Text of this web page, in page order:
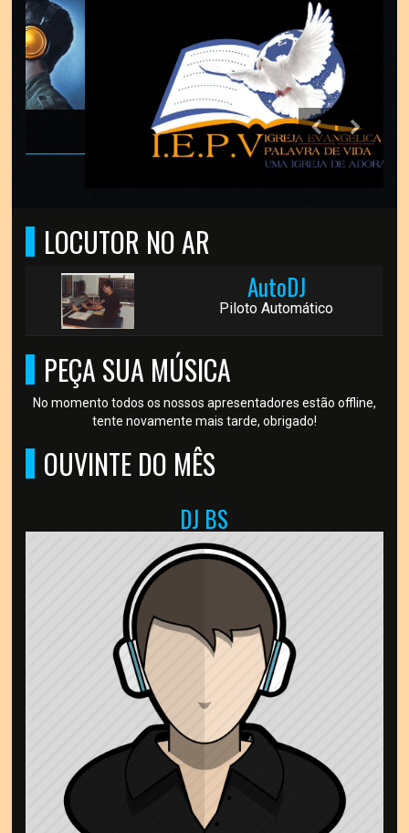
LOCUTOR NO AR
AutoDJ
Piloto Automático
PEÇA SUA MÚSICA
No momento todos os nossos apresentadores estão offline,
tente novamente mais tarde, obrigado!
OUVINTE DO MÊS
DJ BS